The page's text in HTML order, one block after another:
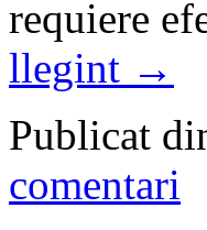
requiere
llegint →
Publicat
comentari